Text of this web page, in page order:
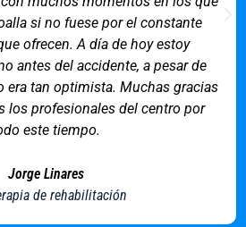
si no fuese por el constante
ofrecen. A día de hoy estoy
antes del accidente, a pesar de
era tan optimista. Muchas gracias
los profesionales del centro por
este tiempo.
Jorge Linares
de rehabilitación